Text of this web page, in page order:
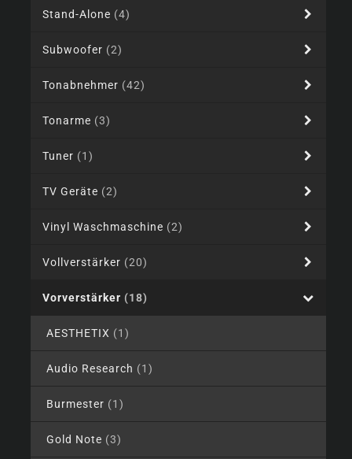
Stand-Alone (4)
Subwoofer (2)
Tonabnehmer (42)
Tonarme (3)
Tuner (1)
TV Geräte (2)
Vinyl Waschmaschine (2)
Vollverstärker (20)
Vorverstärker (18)
AESTHETIX (1)
Audio Research (1)
Burmester (1)
Gold Note (3)